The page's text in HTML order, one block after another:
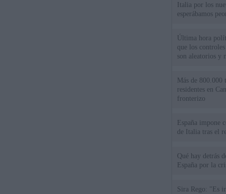
Italia por los
esperábamos
Última hora
que los
son aleatorios y
Más de 800.000
residentes en
fronterizo
España impone
de Italia tras el
Qué hay detrás
España por la
Sira Rego: "Es